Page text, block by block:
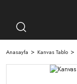
Anasayfa Kanvas Tablo